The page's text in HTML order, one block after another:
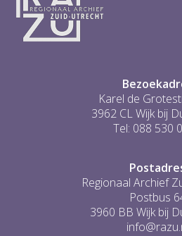
5
6
...
Karel de
3962 CL Wijk bij
Tel: 088 530
Regionaal Archief
Postbus
3960 BB Wijk bij